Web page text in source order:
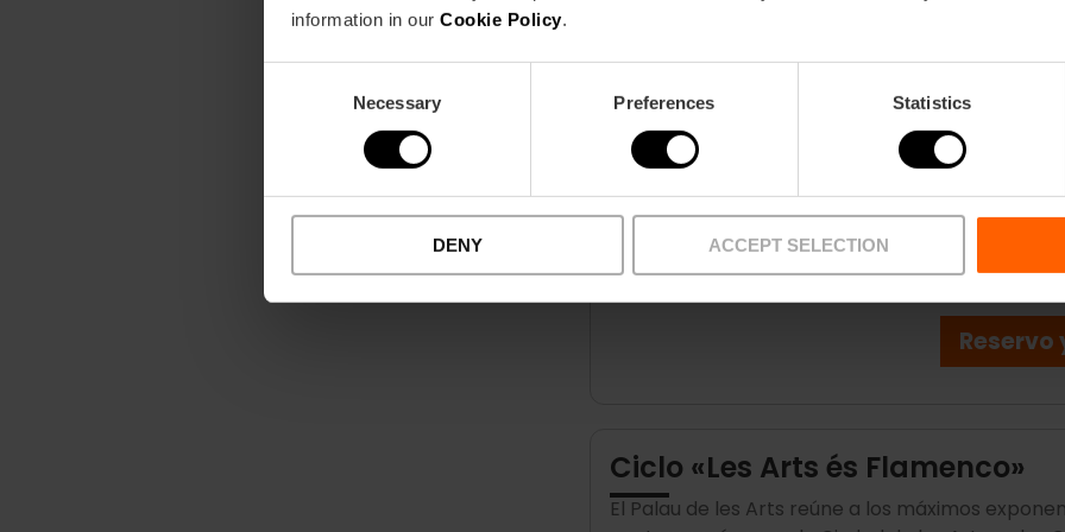
information in our Cookie Policy.
Necessary Preferences Statistics
DENY ACCEPT SELECTION
Cena con tablao flamenco en
Una experiencia de inmersión total de dos
de unmagnífico cuadro flamencocon alta
Puedes degustarlade miércoles a sábado a
Por aquí puedes echar un ojo a losmenús
Reservo
Ciclo «Les Arts és Flamenco»
El Palau de les Arts reúne a los máximos